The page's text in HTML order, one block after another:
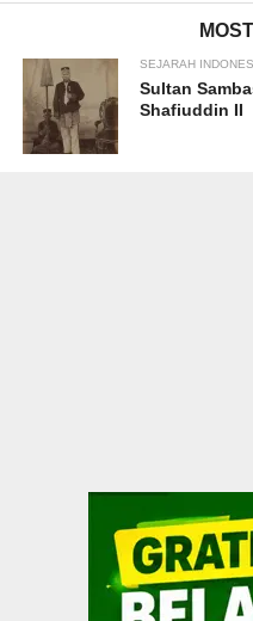
SEJARAH
Sultan
Shafiuddin II